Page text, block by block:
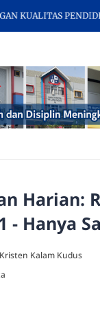
KUALITAS
Harian:
- Hanya
Kalam Kudus